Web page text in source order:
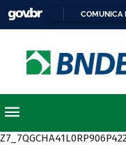
COMUNICA